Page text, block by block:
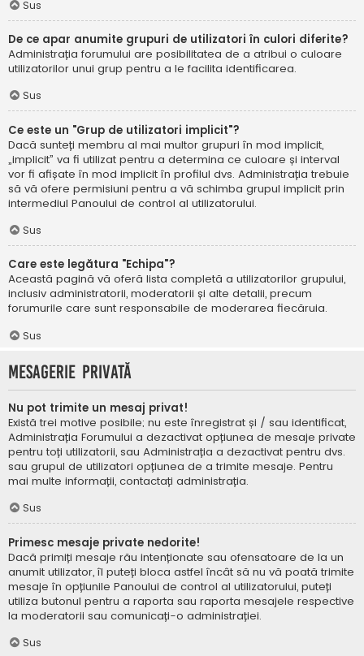
Sus
De ce apar anumite grupuri de utilizatori în culori diferite?
Administrația forumului are posibilitatea de a atribui o culoare
utilizatorilor unui grup pentru a le facilita identificarea.
Sus
Ce este un "Grup de utilizatori implicit"?
Dacă sunteți membru al mai multor grupuri în mod implicit,
„implicit” va fi utilizat pentru a determina ce culoare și interval
vor fi afișate în mod implicit în profilul dvs. Administrația trebuie
să vă ofere permisiuni pentru a vă schimba grupul implicit prin
intermediul Panoului de control al utilizatorului.
Sus
Care este legătura "Echipa"?
Această pagină vă oferă lista completă a utilizatorilor grupului,
inclusiv administratorii, moderatorii și alte detalii, precum
forumurile care sunt responsabile de moderarea fiecăruia.
Sus
Mesagerie privată
Nu pot trimite un mesaj privat!
Există trei motive posibile; nu este înregistrat și / sau identificat,
Administrația Forumului a dezactivat opțiunea de mesaje private
pentru toți utilizatorii, sau Administrația a dezactivat pentru dvs.
sau grupul de utilizatori opțiunea de a trimite mesaje. Pentru
mai multe informații, contactați administrația.
Sus
Primesc mesaje private nedorite!
Dacă primiți mesaje rău intenționate sau ofensatoare de la un
anumit utilizator, îl puteți bloca astfel încât să nu vă poată trimite
mesaje în opțiunile Panoului de control al utilizatorului, puteți
utiliza butonul pentru a raporta sau raporta mesajele respective
la moderatorii sau comunicați-o administrației.
Sus